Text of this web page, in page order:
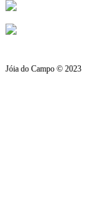
Jóia do Campo © 2023